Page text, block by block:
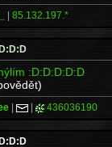
| 85.132.197.*
:D:D:D:D:D
| | 436036190